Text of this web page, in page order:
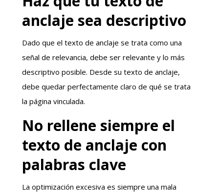
anclaje sea descriptivo
Dado que el texto de anclaje se trata como una
señal de relevancia, debe ser relevante y lo más
descriptivo posible. Desde su texto de anclaje,
debe quedar perfectamente claro de qué se trata
la página vinculada.
No rellene siempre el
texto de anclaje con
palabras clave
La optimización excesiva es siempre una mala